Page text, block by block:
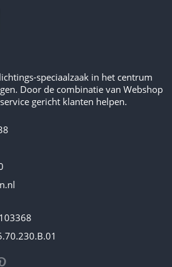
speciaalzaak in het centrum
Door de combinatie van Webshop
gericht klanten helpen.